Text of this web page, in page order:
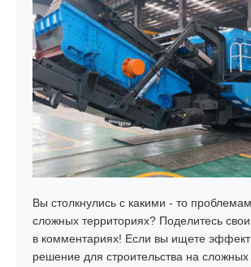
Вы столкнулись с какими - то
сложных территориях? Поделитесь
в комментариях! Если вы ищете
решение для строительства на сложных